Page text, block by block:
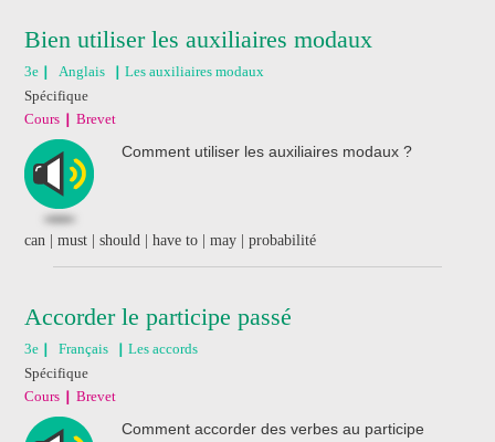
Bien utiliser les auxiliaires modaux
3e Anglais
Les auxiliaires modaux
Spécifique
Cours
Brevet
Comment utiliser les auxiliaires modaux ?
can | must | should | have to | may | probabilité
Accorder le participe passé
3e Français
Les accords
Spécifique
Cours
Brevet
Comment accorder des verbes au participe